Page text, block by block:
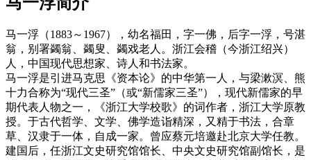
马一浮（1883～1967），幼名福田，字一佛，后字一浮，号湛
翁，别署蠲翁、蠲叟、蠲戏老人。浙江会稽（今浙江绍兴）
人，中国现代思想家、诗人和书法家。
马一浮是引进马克思《资本论》的中华第一人，与梁漱溟、熊
十力合称为“现代三圣”（或“新儒家三圣”），现代新儒家的早
期代表人物之一，《浙江大学校歌》的词作者，浙江大学原教
授。于古代哲学、文学、佛学造诣精深，又精于书法，合章
草、汉隶于一体，自成一家。曾应蔡元培邀赴北京大学任教。
建国后，任浙江文史研究馆馆长、中央文史研究馆副馆长，是